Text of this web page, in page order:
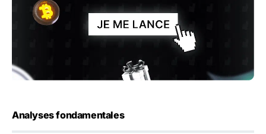
Analyses fondamentales